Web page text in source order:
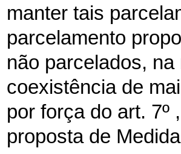
manter tais
parcelamento
não parcelados,
coexistência de
por força do art. 7º
proposta de